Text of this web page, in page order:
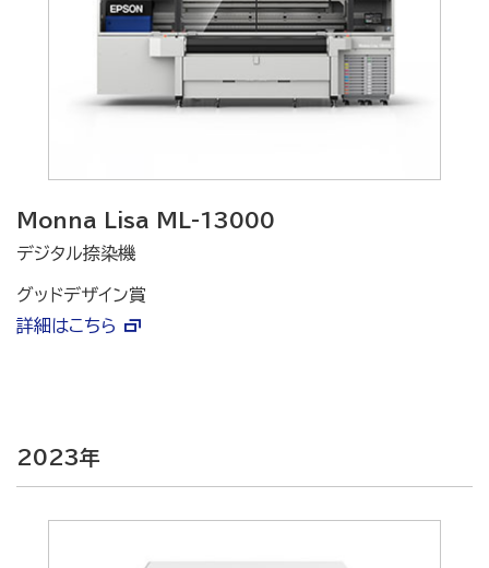
Monna Lisa ML-13000
デジタル捺染機
グッドデザイン賞
詳細はこちら
2023年